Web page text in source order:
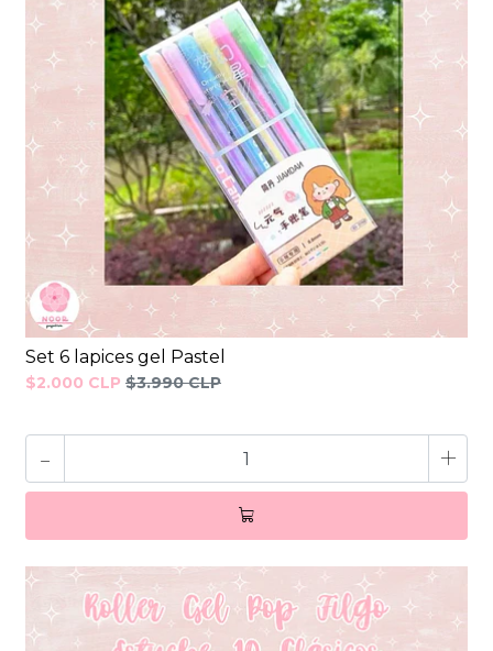
Set 6 lapices gel Pastel
$2.000 CLP $3.990 CLP
- +